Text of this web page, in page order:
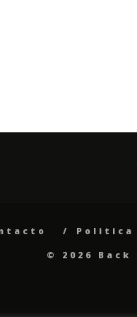
Politica
© 2026